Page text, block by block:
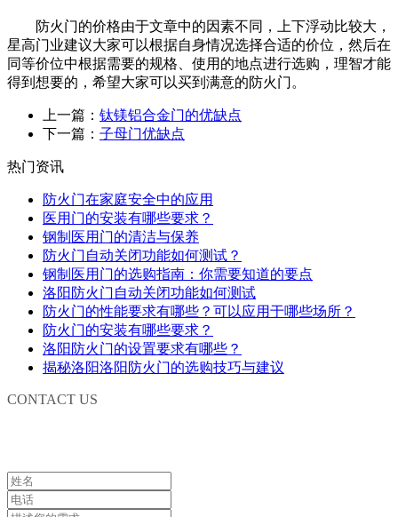
防火门的价格由于文章中的因素不同，上下浮动比较大，
星高门业建议大家可以根据自身情况选择合适的价位，然后在
同等价位中根据需要的规格、使用的地点进行选购，理智才能
得到想要的，希望大家可以买到满意的防火门。
上一篇： 钛镁铝合金门的优缺点
下一篇： 子母门优缺点
热门资讯
防火门在家庭安全中的应用
医用门的安装有哪些要求？
钢制医用门的清洁与保养
防火门自动关闭功能如何测试？
钢制医用门的选购指南：你需要知道的要点
洛阳防火门自动关闭功能如何测试
防火门的性能要求有哪些？可以应用于哪些场所？
防火门的安装有哪些要求？
洛阳防火门的设置要求有哪些？
揭秘洛阳洛阳防火门的选购技巧与建议
CONTACT US